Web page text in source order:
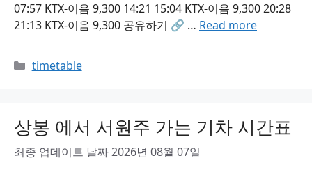
07:57 KTX-이음 9,300 14:21 15:04 KTX-이음 9,300 20:28
21:13 KTX-이음 9,300 공유하기 🔗 … Read more
Categories
timetable
상봉 에서 서원주 가는 기차 시간표
최종 업데이트 날짜 2026년 08월 07일